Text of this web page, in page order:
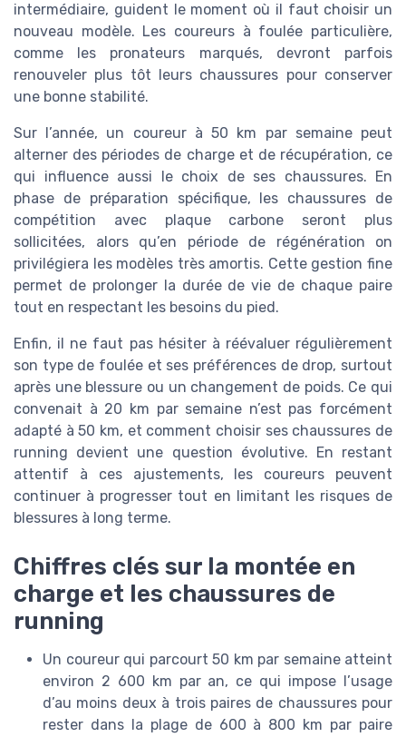
intermédiaire, guident le moment où il faut choisir un
nouveau modèle. Les coureurs à foulée particulière,
comme les pronateurs marqués, devront parfois
renouveler plus tôt leurs chaussures pour conserver
une bonne stabilité.
Sur l’année, un coureur à 50 km par semaine peut
alterner des périodes de charge et de récupération, ce
qui influence aussi le choix de ses chaussures. En
phase de préparation spécifique, les chaussures de
compétition avec plaque carbone seront plus
sollicitées, alors qu’en période de régénération on
privilégiera les modèles très amortis. Cette gestion fine
permet de prolonger la durée de vie de chaque paire
tout en respectant les besoins du pied.
Enfin, il ne faut pas hésiter à réévaluer régulièrement
son type de foulée et ses préférences de drop, surtout
après une blessure ou un changement de poids. Ce qui
convenait à 20 km par semaine n’est pas forcément
adapté à 50 km, et comment choisir ses chaussures de
running devient une question évolutive. En restant
attentif à ces ajustements, les coureurs peuvent
continuer à progresser tout en limitant les risques de
blessures à long terme.
Chiffres clés sur la montée en
charge et les chaussures de
running
Un coureur qui parcourt 50 km par semaine atteint
environ 2 600 km par an, ce qui impose l’usage
d’au moins deux à trois paires de chaussures pour
rester dans la plage de 600 à 800 km par paire